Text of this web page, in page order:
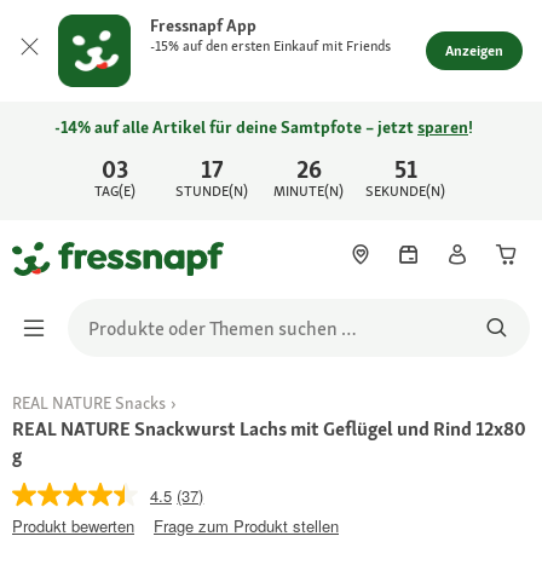
Fressnapf App
-15% auf den ersten Einkauf mit Friends Anzeigen
03
TAG(E)
17
STUNDE(N)
26
MINUTE(N)
51
SEKUNDE(N)
-14% auf alle Artikel für deine Samtpfote – jetztsparen!
REAL NATURE Snacks
REAL NATURE Snackwurst Lachs mit Geflügel und Rind 12x80
g
4.5 (37)
Produkt bewerten
Frage zum Produkt stellen